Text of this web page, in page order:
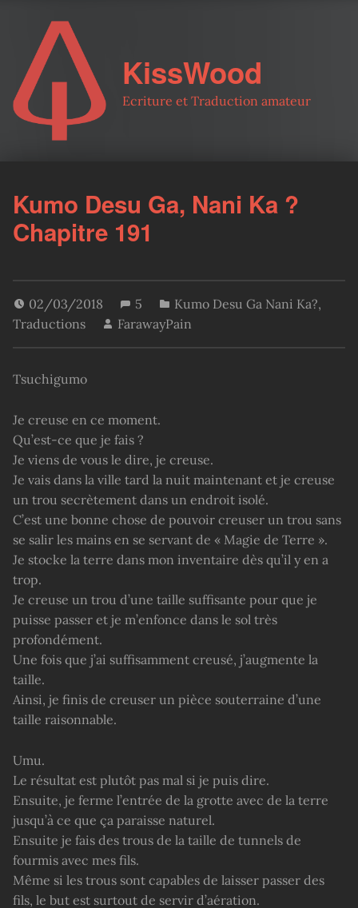
KissWood
Ecriture et Traduction amateur
Kumo Desu Ga, Nani Ka ?
Chapitre 191
02/03/2018 5 Kumo Desu Ga Nani Ka?,
Traductions
FarawayPain
Tsuchigumo
Je creuse en ce moment.
Qu’est-ce que je fais ?
Je viens de vous le dire, je creuse.
Je vais dans la ville tard la nuit maintenant et je creuse
un trou secrètement dans un endroit isolé.
C’est une bonne chose de pouvoir creuser un trou sans
se salir les mains en se servant de « Magie de Terre ».
Je stocke la terre dans mon inventaire dès qu’il y en a
trop.
Je creuse un trou d’une taille suffisante pour que je
puisse passer et je m’enfonce dans le sol très
profondément.
Une fois que j’ai suffisamment creusé, j’augmente la
taille.
Ainsi, je finis de creuser un pièce souterraine d’une
taille raisonnable.
Umu.
Le résultat est plutôt pas mal si je puis dire.
Ensuite, je ferme l’entrée de la grotte avec de la terre
jusqu’à ce que ça paraisse naturel.
Ensuite je fais des trous de la taille de tunnels de
fourmis avec mes fils.
Même si les trous sont capables de laisser passer des
fils, le but est surtout de servir d’aération.